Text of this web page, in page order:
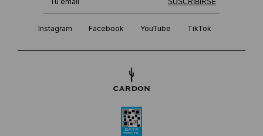
SUSCRIBIRSE
¡Te suscribiste exitosamente!
Instagram Facebook YouTube TikTok